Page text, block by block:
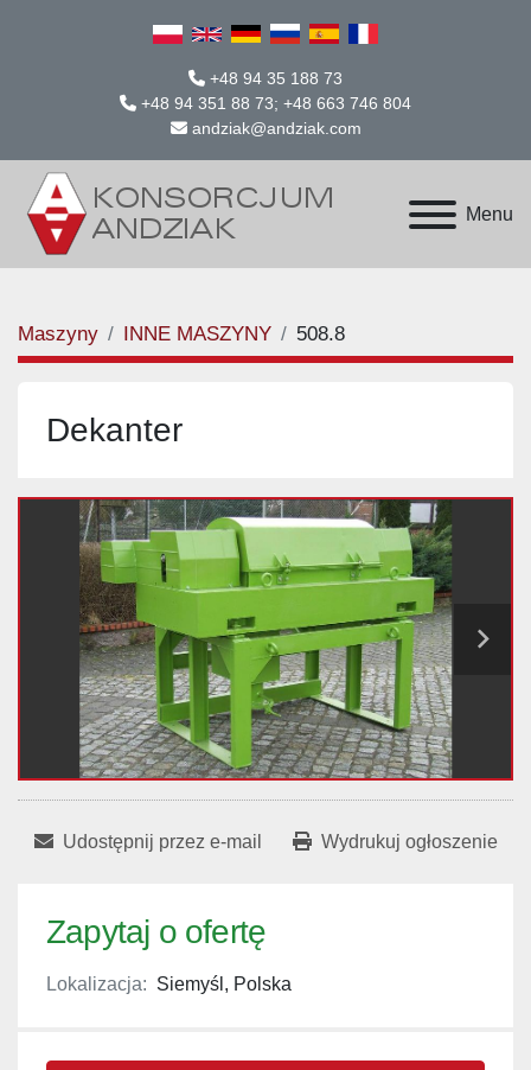
+48 94 35 188 73
+48 94 351 88 73; +48 663 746 804
andziak@andziak.com
Menu
Maszyny INNE MASZYNY 508.8
Dekanter
Udostępnij przez e-mail Wydrukuj ogłoszenie
Zapytaj o ofertę
Lokalizacja: Siemyśl, Polska